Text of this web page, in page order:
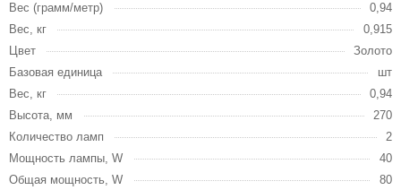
Вес (грамм/метр)
0,94
Вес, кг
0,915
Цвет
Золото
Базовая единица
шт
Вес, кг
0,94
Высота, мм
270
Количество ламп
2
Мощность лампы, W
40
Общая мощность, W
80